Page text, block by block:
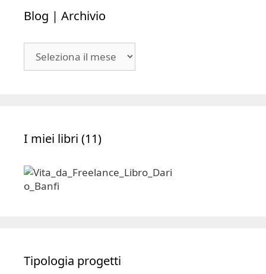
Blog | Archivio
I miei libri (11)
Tipologia progetti